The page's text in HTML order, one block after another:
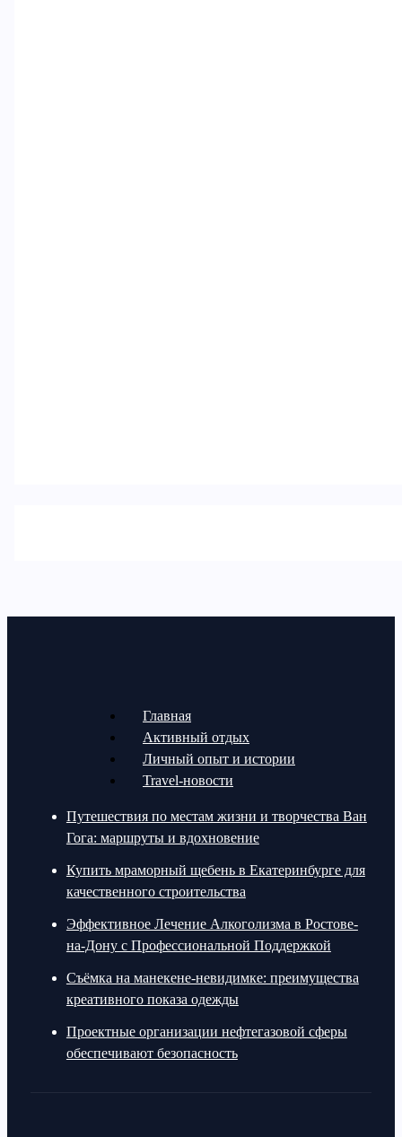
Главная
Активный отдых
Личный опыт и истории
Travel-новости
Путешествия по местам жизни и творчества Ван
Гога: маршруты и вдохновение
Купить мраморный щебень в Екатеринбурге для
качественного строительства
Эффективное Лечение Алкоголизма в Ростове-
на-Дону с Профессиональной Поддержкой
Съёмка на манекене-невидимке: преимущества
креативного показа одежды
Проектные организации нефтегазовой сферы
обеспечивают безопасность